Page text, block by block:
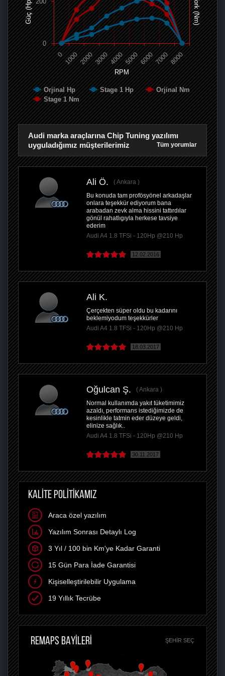
RPM
Güç (Hp) Tork (Nm)
Orjinal Hp Stage 1 Hp
Orjinal Nm
Stage 1 Nm
0 100020003000 40005000600070008000
0
Audi marka araçlarına Chip Tuning yazılımı
uyguladığımız müşterilerimiz
Tüm yorumlar
Ali Ö.
Ankara
Bu konuda tam profösyönel arkadaşlar
onlara teşekkür ediyorum bana
arabadan zevk alma hissini tattırdılar
gönül rahatlıgıyla herkese tavsiye
ederim
Audi A4 1.8 TFSi - 120Hp @210 Hp
12.02.2016
Ali K.
Çerçekten süper oldu bu kadarını
beklemiyodum teşekkürler
Audi A4 1.8 TFSi - 120Hp @210 Hp
18.03.2017
Oğulcan Ş.
Ankara
Normal kullanımda yakıt tüketimimiz
azaldı, performans istediğimizde de
kesinlikle tatmin eder düzeye geldi,
elinize sağlık..
Audi A4 1.8 TFSi - 120Hp @210 Hp
30.11.2017
KALİTE POLİTİKAMIZ
Araca özel yazılım
Yazılım Sonrası Detaylı Log
3 Yıl / 100 bin Km'ye Kadar Garanti
15 Gün Para İade Garantisi
Kişiselleştirilebilir Uygulama
19 Yıllık Tecrübe
REMAPS BAYİLERİ ŞEHIR SEÇ